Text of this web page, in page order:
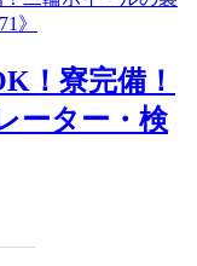
！寮完備！
ーター・検